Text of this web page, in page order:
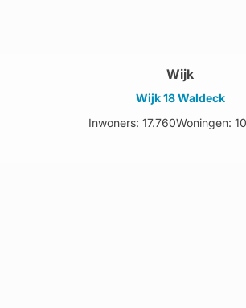
Wijk
Wijk 18 Waldeck
Inwoners: 17.760Woningen: